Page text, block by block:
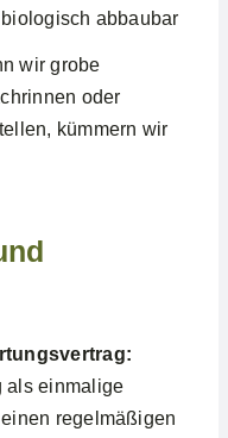
abbaubar
wir grobe
oder
kümmern wir
als einmalige
regelmäßigen